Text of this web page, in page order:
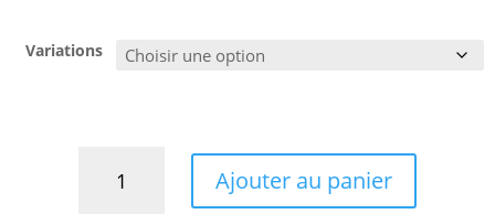
Variations
Ajouter au panier